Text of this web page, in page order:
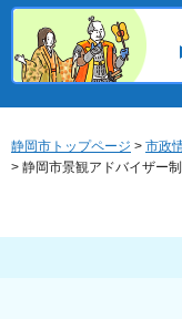
静岡市トップページ > 市政
> 静岡市景観アドバイザー